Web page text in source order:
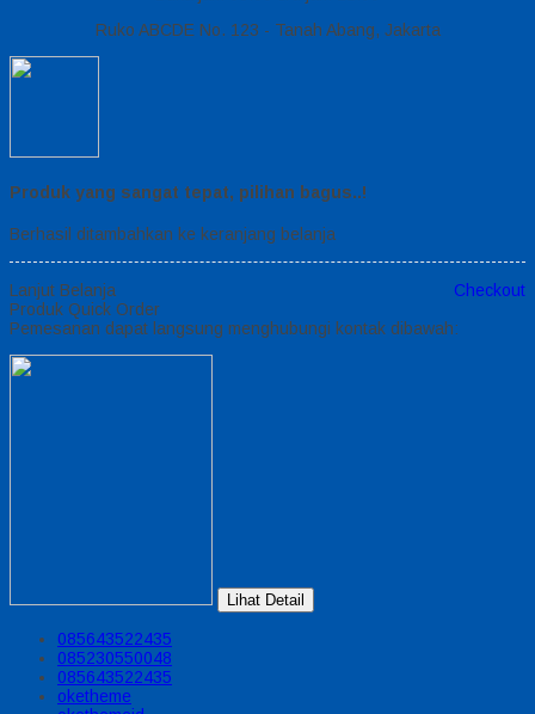
Ruko ABCDE No. 123 - Tanah Abang, Jakarta
Produk yang sangat tepat, pilihan bagus..!
Berhasil ditambahkan ke keranjang belanja
Lanjut Belanja
Checkout
Produk Quick Order
Pemesanan dapat langsung menghubungi kontak dibawah:
Lihat Detail
085643522435
085230550048
085643522435
oketheme